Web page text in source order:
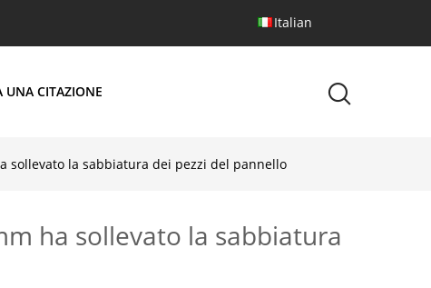
Italian
UNA CITAZIONE
sollevato la sabbiatura dei pezzi del pannello
ha sollevato la sabbiatura